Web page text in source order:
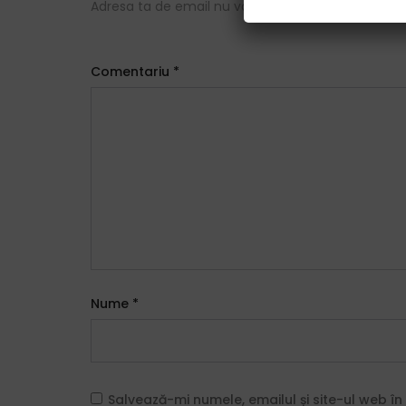
Adresa ta de email nu va fi publicată.
Comentariu *
Nume *
Salvează-mi numele, emailul și site-ul web